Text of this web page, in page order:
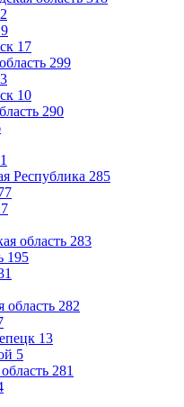
17
299
10
290
1
Республика 285
область 283
195
область 282
13
5
281